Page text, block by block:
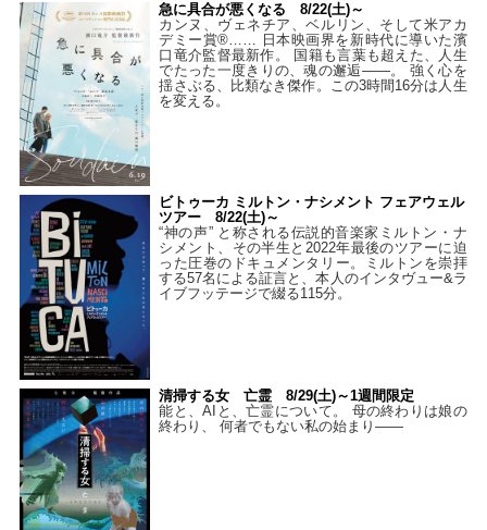
急に具合が悪くなる 8/22(土)～
カンヌ、ヴェネチア、ベルリン、そして米アカ
デミー賞®…… 日本映画界を新時代に導いた濱
口竜介監督最新作。 国籍も言葉も超えた、人生
でたった一度きりの、魂の邂逅――。 強く心を
揺さぶる、比類なき傑作。この3時間16分は人生
を変える。
ビトゥーカ ミルトン・ナシメント フェアウェル
ツアー 8/22(土)～
“神の声” と称される伝説的音楽家ミルトン・ナ
シメント、その半生と2022年最後のツアーに迫
った圧巻のドキュメンタリー。ミルトンを崇拝
する57名による証言と、本人のインタヴュー&ラ
イブフッテージで綴る115分。
清掃する女 亡霊 8/29(土)～1週間限定
能と、AIと、亡霊について。 母の終わりは娘の
終わり、 何者でもない私の始まり――